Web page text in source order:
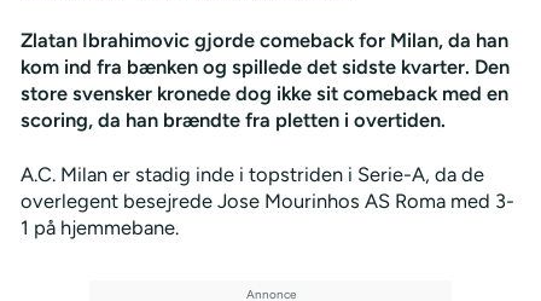
Zlatan Ibrahimovic gjorde comeback for Milan, da han
kom ind fra bænken og spillede det sidste kvarter. Den
store svensker kronede dog ikke sit comeback med en
scoring, da han brændte fra pletten i overtiden.
A.C. Milan er stadig inde i topstriden i Serie-A, da de
overlegent besejrede Jose Mourinhos AS Roma med 3-
1 på hjemmebane.